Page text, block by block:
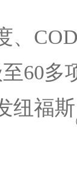
、
60多
纽福斯